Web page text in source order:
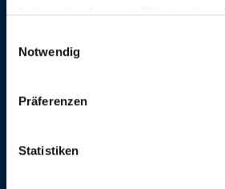
haben oder die sie im Rahmen Ihrer
Notwendig
Präferenzen
Statistiken